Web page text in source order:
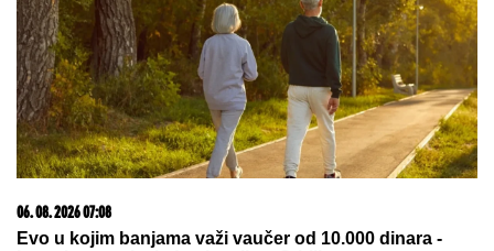
03. 08. 2026 07:31
25.000 kupaca već kupuje uz PerSu Extra. A ti? Saznaj
više